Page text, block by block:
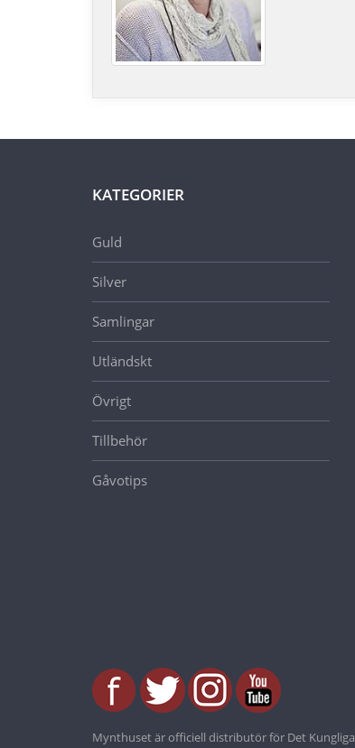
KATEGORIER
Guld
Silver
Samlingar
Utländskt
Övrigt
Tillbehör
Gåvotips
Mynthuset är officiell distributör för Det Kungliga